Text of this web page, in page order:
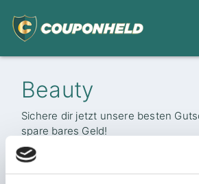
Beauty
Sichere dir jetzt unsere besten
spare bares Geld!
Keine Inhalte vorhanden!